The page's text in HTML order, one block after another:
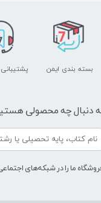
پشتیبانی ۲۴ ساعته بسته بندی ایمن
دنبال چه محصولی
ما را در شبکه‌های